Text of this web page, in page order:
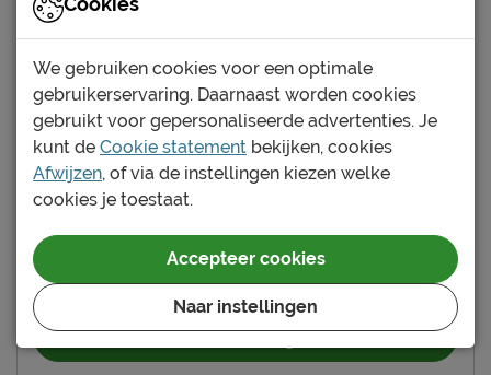
Type bed
Goed om te weten
Onderhoud
Afnemen met een vochtig
doekje
Garantie
2 jaar garantie volgens
CBW voorwaarden
Leveranciersinformatie
Naam Vipack NV
Locatie
Meulebeeksestraat 51,
8710, Wielsbeke, België
Yes, dit wordt hem!
Bed Lemans
Kleur
439.-
In winkelwagen
We gebruiken cookies voor een optimale
gebruikerservaring. Daarnaast worden cookies
gebruikt voor gepersonaliseerde advertenties. Je
kunt de Cookie statement bekijken, cookies
Afwijzen, of via de instellingen kiezen welke
cookies je toestaat.
Naar instellingen
Accepteer cookies